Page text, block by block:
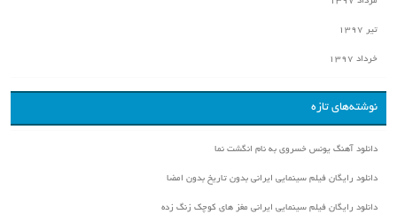
تیر ۱۳۹۷
خرداد ۱۳۹۷
نوشته‌های تازه
دانلود آهنگ یونس خسروی به نام انگشت نما
دانلود رایگان فیلم سینمایی ایرانی بدون تاریخ بدون امضا
دانلود رایگان فیلم سینمایی ایرانی مغز های کوچک زنگ زده